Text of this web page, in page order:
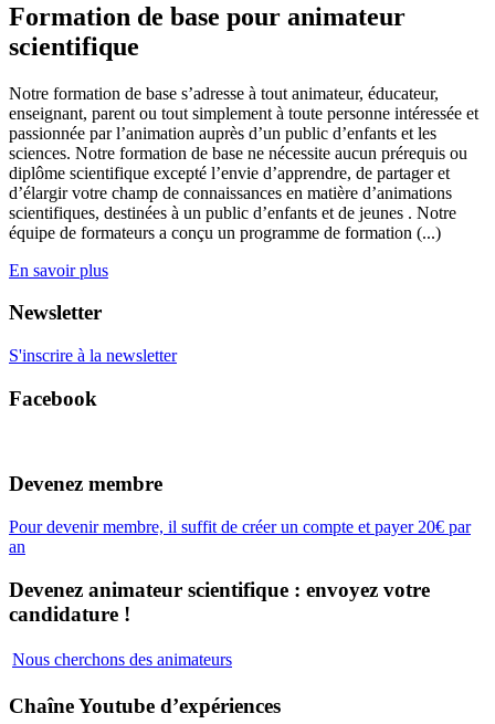
Formation de base pour animateur
scientifique
Notre formation de base s’adresse à tout animateur, éducateur,
enseignant, parent ou tout simplement à toute personne intéressée et
passionnée par l’animation auprès d’un public d’enfants et les
sciences. Notre formation de base ne nécessite aucun prérequis ou
diplôme scientifique excepté l’envie d’apprendre, de partager et
d’élargir votre champ de connaissances en matière d’animations
scientifiques, destinées à un public d’enfants et de jeunes . Notre
équipe de formateurs a conçu un programme de formation (...)
En savoir plus
Newsletter
S'inscrire à la newsletter
Facebook
Devenez membre
Pour devenir membre, il suffit de créer un compte et payer 20€ par
an
Devenez animateur scientifique : envoyez votre
candidature !
Nous cherchons des animateurs
Chaîne Youtube d’expériences